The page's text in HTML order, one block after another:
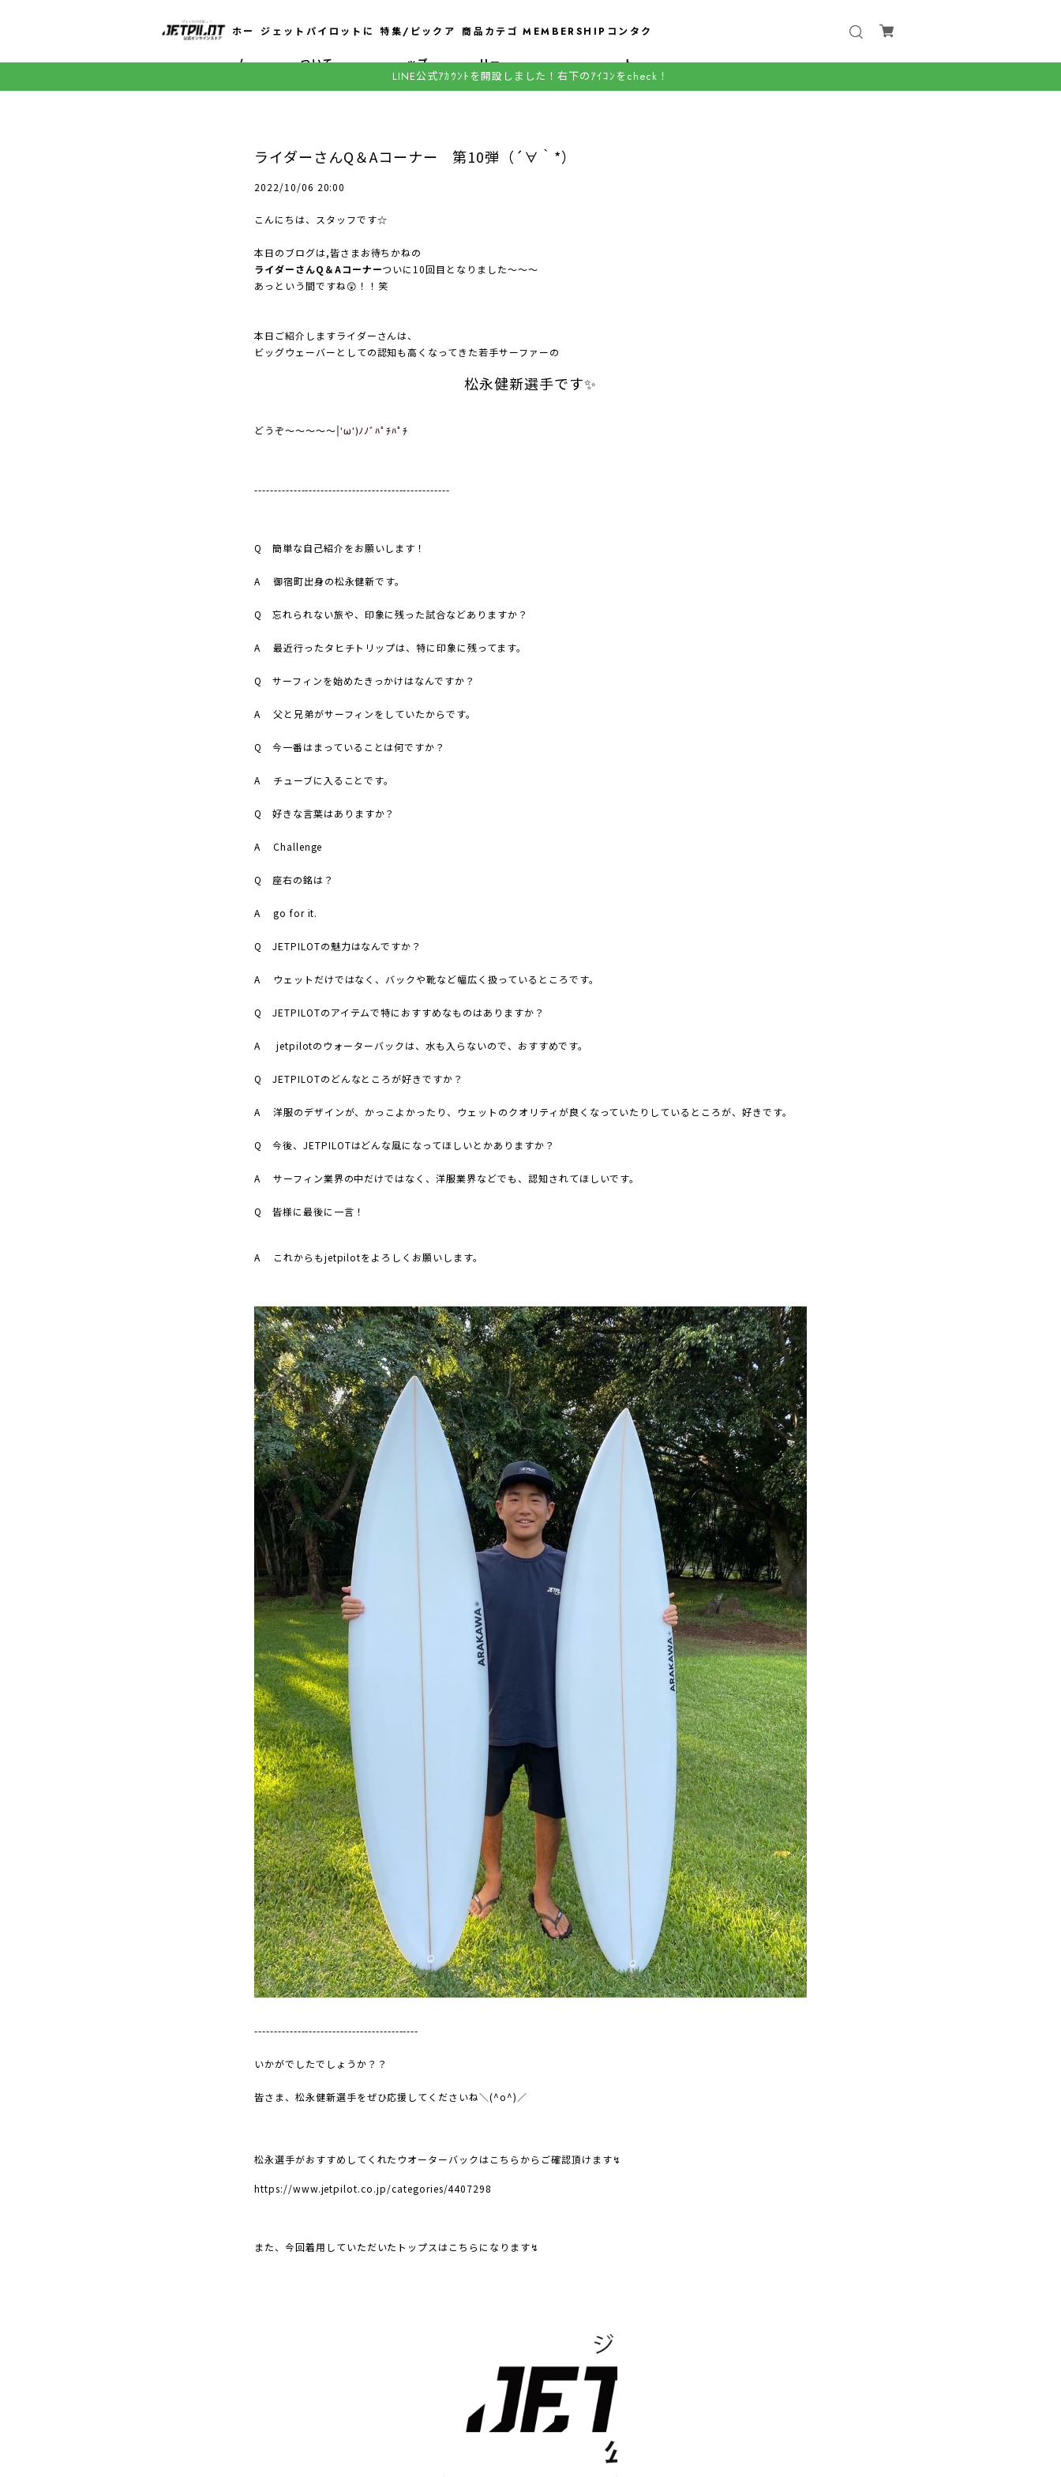
ホー
ム
ジェットパイロットに
ついて
特集/ピックア
ップ
商品カテゴ
リー
MEMBERSHIP コンタク
ト
LINE公式ｱｶｳﾝﾄを開設しました！右下のｱｲｺﾝをcheck！
ライダーさんQ＆Aコーナー 第10弾（´∀｀*）
2022/10/06 20:00
こんにちは、スタッフです☆
本日のブログは,皆さまお待ちかねの
ライダーさんQ＆Aコーナーついに10回目となりました～～～
あっという間ですね😲！！笑
本日ご紹介しますライダーさんは、
ビッグウェーバーとしての認知も高くなってきた若手サーファーの
松永健新選手です✨
どうぞ～～～～～ |'ω')ﾉﾉﾞﾊﾟﾁﾊﾟﾁ
--------------------------------------------------
Q 簡単な自己紹介をお願いします！
A 御宿町出身の松永健新です。
Q 忘れられない旅や、印象に残った試合などありますか？
A 最近行ったタヒチトリップは、特に印象に残ってます。
Q サーフィンを始めたきっかけはなんですか？
A 父と兄弟がサーフィンをしていたからです。
Q 今一番はまっていることは何ですか？
A チューブに入ることです。
Q 好きな言葉はありますか？
A Challenge
Q 座右の銘は？
A go for it.
Q JETPILOTの魅力はなんですか？
A ウェットだけではなく、バックや靴など幅広く扱っているところです。
Q JETPILOTのアイテムで特におすすめなものはありますか？
A jetpilotのウォーターバックは、水も入らないので、おすすめです。
Q JETPILOTのどんなところが好きですか？
A 洋服のデザインが、かっこよかったり、ウェットのクオリティが良くなっていたりしているところが、好きです。
Q 今後、 JETPILOTはどんな風になってほしいとかありますか？
A サーフィン業界の中だけではなく、洋服業界などでも、認知されてほしいです。
Q 皆様に最後に一言！
A これからもjetpilotをよろしくお願いします。
------------------------------------------
いかがでしたでしょうか？？
皆さま、松永健新選手をぜひ応援してくださいね＼(^o^)／
松永選手がおすすめしてくれたウオーターバックはこちらからご確認頂けます↯
https://www.jetpilot.co.jp/categories/4407298
また、今回着用していただいたトップスはこちらになります↯